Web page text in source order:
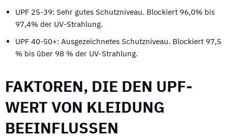
UPF 25-39: Sehr gutes Schutzniveau. Blockiert 96,0% bis
97,4% der UV-Strahlung.
UPF 40-50+: Ausgezeichnetes Schutzniveau. Blockiert 97,5
% bis über 98 % der UV-Strahlung.
FAKTOREN, DIE DEN UPF-
WERT VON KLEIDUNG
BEEINFLUSSEN